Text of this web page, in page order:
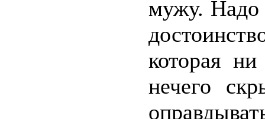
мужу. Надо
которая
нечего